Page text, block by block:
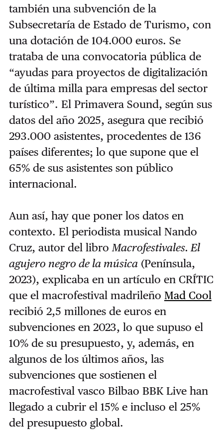
también una subvención de la
Subsecretaría de Estado de Turismo, con
una dotación de 104.000 euros. Se
trataba de una convocatoria pública de
“ayudas para proyectos de digitalización
de última milla para empresas del sector
turístico”. El Primavera Sound, según sus
datos del año 2025, asegura que recibió
293.000 asistentes, procedentes de 136
países diferentes; lo que supone que el
65% de sus asistentes son público
internacional.
Aun así, hay que poner los datos en
contexto. El periodista musical Nando
Cruz, autor del libroMacrofestivales. El
agujero negro de la música(Península,
2023), explicaba en un artículo en CRÍTIC
que el macrofestival madrileño Mad Cool
recibió 2,5 millones de euros en
subvenciones en 2023, lo que supuso el
10% de su presupuesto, y, además, en
algunos de los últimos años, las
subvenciones que sostienen el
macrofestival vasco Bilbao BBK Live han
llegado a cubrir el 15% e incluso el 25%
del presupuesto global.